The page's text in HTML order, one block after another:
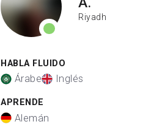
Riyadh
HABLA FLUIDO
Árabe Inglés
APRENDE
Alemán